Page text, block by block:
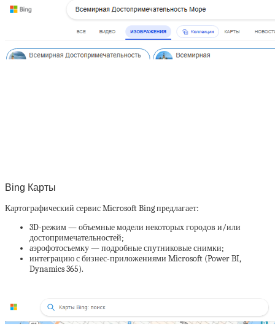
Bing Карты
Картографический сервис Microsoft Bing предлагает:
3D-режим — объемные модели некоторых городов и/или
достопримечательностей;
аэрофотосъемку — подробные спутниковые снимки;
интеграцию с бизнес-приложениями Microsoft (Power BI,
Dynamics 365).